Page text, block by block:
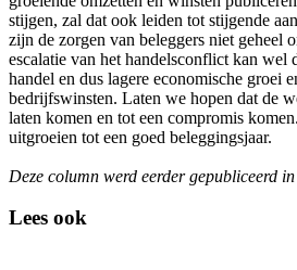
stijgen, zal dat ook leiden tot stijgende
zijn de zorgen van beleggers niet geheel
escalatie van het handelsconflict kan wel
handel en dus lagere economische groei
bedrijfswinsten. Laten we hopen dat de
laten komen en tot een compromis
uitgroeien tot een goed beleggingsjaar.
Deze column werd eerder gepubliceerd
Lees ook